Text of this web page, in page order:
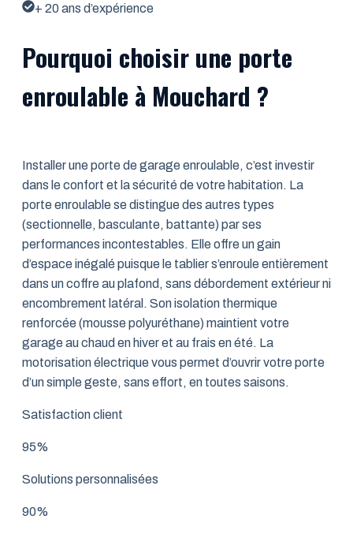
+ 20 ans d’expérience
Pourquoi choisir une porte
enroulable à Mouchard ?
Installer une porte de garage enroulable, c’est investir
dans le confort et la sécurité de votre habitation. La
porte enroulable se distingue des autres types
(sectionnelle, basculante, battante) par ses
performances incontestables. Elle offre un gain
d’espace inégalé puisque le tablier s’enroule entièrement
dans un coffre au plafond, sans débordement extérieur ni
encombrement latéral. Son isolation thermique
renforcée (mousse polyuréthane) maintient votre
garage au chaud en hiver et au frais en été. La
motorisation électrique vous permet d’ouvrir votre porte
d’un simple geste, sans effort, en toutes saisons.
Satisfaction client
95%
Solutions personnalisées
90%